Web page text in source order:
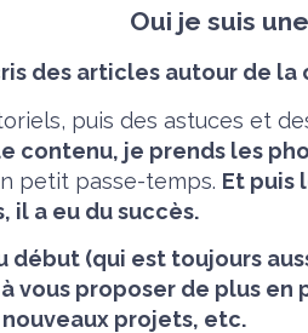
Oui je suis
des articles autour de la
puis des astuces et
je prends les
petit passe-temps. Et puis
il a eu du succès.
début (qui est toujours
vous proposer de plus en
projets, etc.